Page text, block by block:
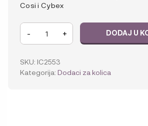
Cosi i Cybex
iCandy
Peach
za
donju
- + DODAJ U
SKU: IC2553
Kategorija: Dodaci za kolica